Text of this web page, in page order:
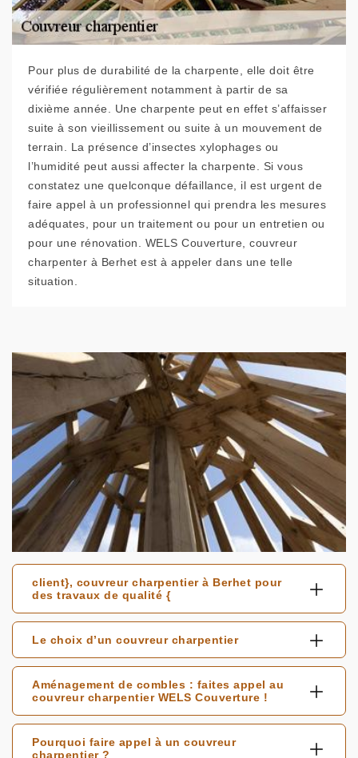
Pour plus de durabilité de la charpente, elle doit être
vérifiée régulièrement notamment à partir de sa
dixième année. Une charpente peut en effet s’affaisser
suite à son vieillissement ou suite à un mouvement de
terrain. La présence d’insectes xylophages ou
l’humidité peut aussi affecter la charpente. Si vous
constatez une quelconque défaillance, il est urgent de
faire appel à un professionnel qui prendra les mesures
adéquates, pour un traitement ou pour un entretien ou
pour une rénovation. WELS Couverture, couvreur
charpenter à Berhet est à appeler dans une telle
situation.
client}, couvreur charpentier à Berhet pour
des travaux de qualité {
Le choix d’un couvreur charpentier
Aménagement de combles : faites appel au
couvreur charpentier WELS Couverture !
Pourquoi faire appel à un couvreur
charpentier ?